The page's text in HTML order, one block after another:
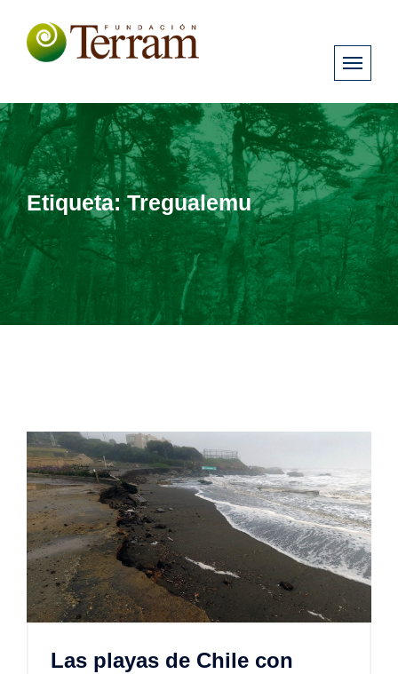
Etiqueta:Tregualemu
Las playas de Chile con